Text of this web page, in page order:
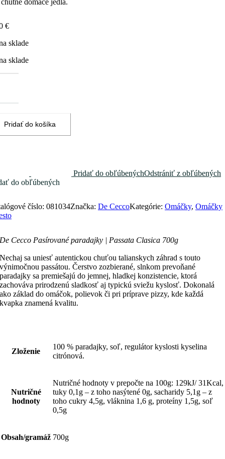
€
sklade
sklade
Pridať do košíka
Pridať do obľúbenýchOdstrániť z obľúbených
do obľúbených
číslo: 081034Značka: De CeccoKategórie: Omáčky, Omáčky
De Cecco Pasírované paradajky | Passata Clasica 700g
Nechaj sa uniesť autentickou chuťou talianskych záhrad s touto
výnimočnou passátou. Čerstvo zozbierané, slnkom prevoňané
paradajky sa premiešajú do jemnej, hladkej konzistencie, ktorá
zachováva prirodzenú sladkosť aj typickú sviežu kyslosť. Dokonalá
ako základ do omáčok, polievok či pri príprave pizzy, kde každá
kvapka znamená kvalitu.
Zloženie
100 % paradajky, soľ, regulátor kyslosti kyselina
citrónová.
Nutričné
hodnoty
Nutričné hodnoty v prepočte na 100g: 129kJ/ 31Kcal,
tuky 0,1g – z toho nasýtené 0g, sacharidy 5,1g – z
toho cukry 4,5g, vláknina 1,6 g, proteíny 1,5g, soľ
0,5g
Obsah/gramáž 700g